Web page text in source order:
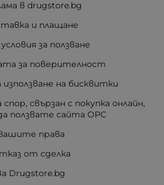
в drugstore.bg
и плащане
за ползване
за поверителност
на бисквитки
свързан с покупка онлайн,
ползвате сайта ОРС
права
от сделка
Drugstore.bg